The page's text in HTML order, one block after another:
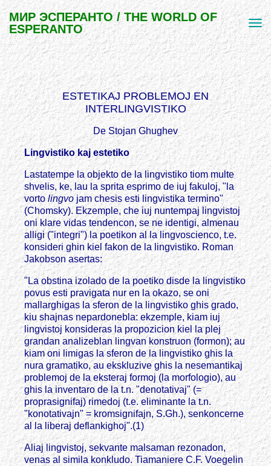
МИР ЭСПЕРАНТО / THE WORLD OF
ESPERANTO
ESTETIKAJ PROBLEMOJ EN
INTERLINGVISTIKO
De Stojan Ghughev
Lingvistiko kaj estetiko
Lastatempe la objekto de la lingvistiko tiom multe
shvelis, ke, lau la sprita esprimo de iuj fakuloj, "la
vortolingvojam chesis esti lingvistika termino"
(Chomsky). Ekzemple, che iuj nuntempaj lingvistoj
oni klare vidas tendencon, se ne identigi, almenau
alligi ("integri") la poetikon al la lingvoscienco, t.e.
konsideri ghin kiel fakon de la lingvistiko. Roman
Jakobson asertas:
"La obstina izolado de la poetiko disde la lingvistiko
povus esti pravigata nur en la okazo, se oni
mallarghigas la sferon de la lingvistiko ghis grado,
kiu shajnas nepardonebla: ekzemple, kiam iuj
lingvistoj konsideras la propozicion kiel la plej
grandan analizeblan lingvan konstruon (formon); au
kiam oni limigas la sferon de la lingvistiko ghis la
nura gramatiko, au ekskluzive ghis la nesemantikaj
problemoj de la eksteraj formoj (la morfologio), au
ghis la inventaro de la t.n. "denotativaj" (=
proprasignifaj) rimedoj (t.e. eliminante la t.n.
"konotativajn" = kromsignifajn, S.Gh.), senkoncerne
al la liberaj deflankighoj".(1)
Aliaj lingvistoj, sekvante malsaman rezonadon,
venas al simila konkludo. Tiamaniere C.F. Voegelin